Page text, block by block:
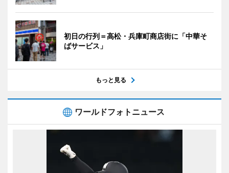
初日の行列＝高松・兵庫町商店街に「中華そ
ばサービス」
もっと見る
ワールドフォトニュース